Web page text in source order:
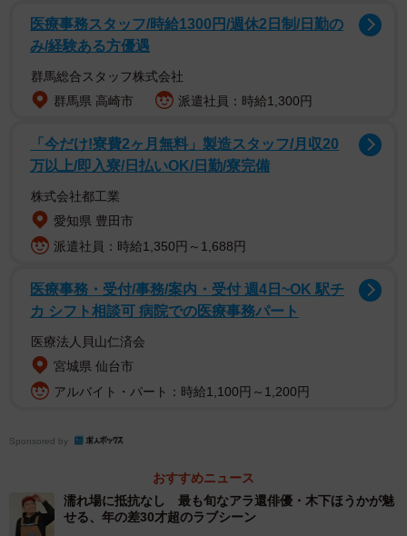
場合は一般的に言うところの“汚れ役”も多いですから、小学
校低学年の頃の息子に『パパが違う仕事だったらな…』と
言われたこともあります。中学の頃には『パパって18禁に
も出ているの？』と聞かれました。きっと友達からからか
で、正直に答えました。そうしたら『引くわ…』と言われ
たりして」と苦笑い。
自身に対する息子の評価が変化したのかどうか、改まって
聞く機会もないのでわからないが「しかし息子の言ってい
は息子なりの捉え方がありますから。『この作品は18禁じ
無理強いする気もありません。彼がこれからの人生でどん
な人と出会い、何を経験するかによって僕の仕事に対する
評価も変わってくるでしょうからね」と遠くから見守るス
■子供たちのためにお金を稼ぐのみ
子供のことよりも仕事を優先したこともある。だから自分
医療事務スタッフ/時給1300円/週休2日制/日勤の
み/経験ある方優遇
群馬総合スタッフ株式会社
群馬県 高崎市
派遣社員：時給1,300円
「今だけ!寮費2ヶ月無料」製造スタッフ/月収20
万以上/即入寮/日払いOK/日勤/寮完備
株式会社都工業
愛知県 豊田市
派遣社員：時給1,350円～1,688円
医療事務・受付/事務/案内・受付 週4日~OK 駅チ
カ シフト相談可 病院での医療事務パート
医療法人貝山仁済会
宮城県 仙台市
アルバイト・パート：時給1,100円～1,200円
Sponsored by
おすすめニュース
濡れ場に抵抗なし 最も旬なアラ還俳優・木下ほうかが魅
せる、年の差30才超のラブシーン